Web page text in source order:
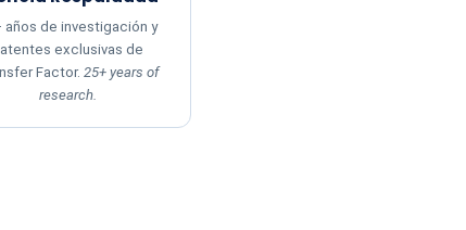
años de investigación y
exclusivas de
Factor. 25+ years of
research.